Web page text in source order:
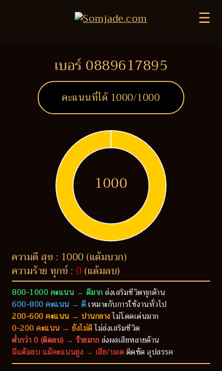
☰
เบอร์ 0889617895
คะแนนที่ได้ 1000/1000
1000
ความดี สุข : 1000 (แต้มบวก)
ความร้าย ทุกข์ : 0 (แต้มลบ)
800-1000 คะแนน → ดีมากส่งเสริมชีวิตทุกด้าน
600-800 คะแนน → ดีเหมาะกับการใช้งานทั่วไป
200-600 คะแนน → ปานกลางไม่โดดเด่นมาก
0-200 คะแนน → ยังไม่ดีไม่ส่งเสริมชีวิต
ต่ำกว่า 0 (ติดลบ) → ร้ายมากส่งผลเสียหลายด้าน
มีแต้มลบ แม้คะแนนสูง → เสีย/บอดติดขัด อุปสรรค